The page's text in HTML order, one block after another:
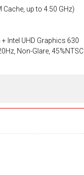
up to 4.50 GHz)
+ Intel UHD Graphics 630
Non-Glare, 45%NTSC